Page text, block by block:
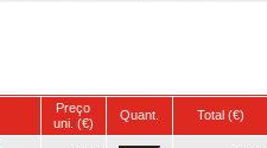
Preço
uni. (€)
Quant. Total (€)